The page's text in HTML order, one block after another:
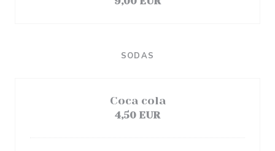
SODAS
Coca cola
4,50 EUR